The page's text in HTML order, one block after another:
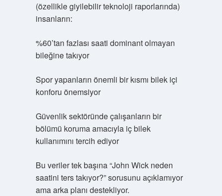
(özellikle giyilebilir teknoloji raporlarında)
insanların:
%60’tan fazlası saati dominant olmayan
bileğine takıyor
Spor yapanların önemli bir kısmı bilek içi
konforu önemsiyor
Güvenlik sektöründe çalışanların bir
bölümü koruma amacıyla iç bilek
kullanımını tercih ediyor
Bu veriler tek başına “John Wick neden
saatini ters takıyor?” sorusunu açıklamıyor
ama arka planı destekliyor.